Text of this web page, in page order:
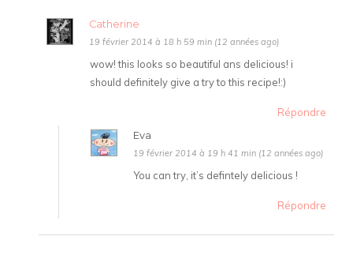
Catherine
19 février 2014 à 18 h 59 min (12 années ago)
wow! this looks so beautiful ans delicious! i
should definitely give a try to this recipe!:)
Répondre
Eva
19 février 2014 à 19 h 41 min (12 années ago)
You can try, it’s defintely delicious !
Répondre